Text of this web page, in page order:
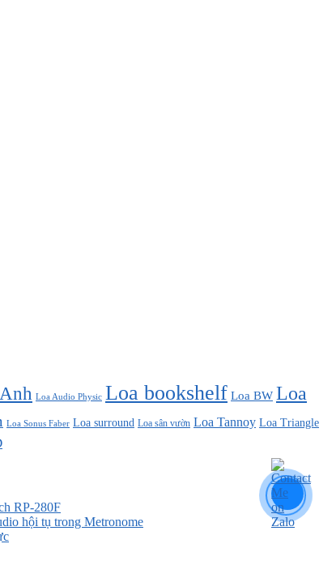
Loa Audio Physic Loa bookshelf Loa BW Loa
Loa Sonus Faber Loa surround Loa sân vườn Loa Tannoy Loa Triangle
RP-280F
hội tụ trong Metronome